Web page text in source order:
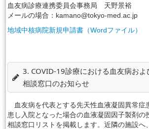
血友病診療連携委員会事務局 天野景裕
メールの場合：kamano@tokyo-med.ac.jp
地域中核病院新規申請書（Wordファイル）
3. COVID-19診療における血友病お
相談窓口のお知らせ
血友病を代表とする先天性血液凝固異常症
患し入院となった場合の血液凝固因子製剤の
相談窓口リストを掲載します。近隣の施設へ